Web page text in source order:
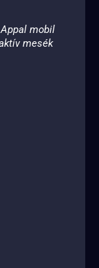
mobil
mesék